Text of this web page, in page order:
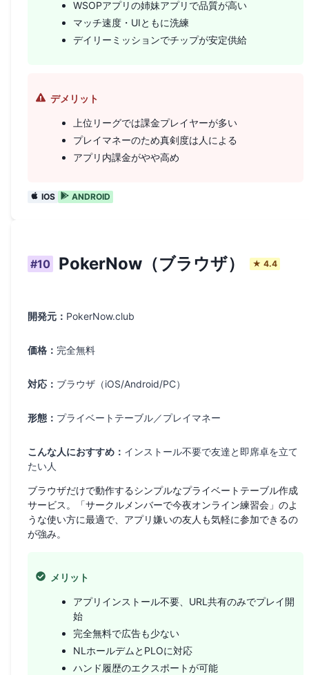
WSOPアプリの姉妹アプリで品質が高い
マッチ速度・UIともに洗練
デイリーミッションでチップが安定供給
デメリット
上位リーグでは課金プレイヤーが多い
プレイマネーのため真剣度は人による
アプリ内課金がやや高め
IOS ANDROID
#10 PokerNow（ブラウザ） ★ 4.4
開発元： PokerNow.club
価格： 完全無料
対応： ブラウザ（iOS/Android/PC）
形態： プライベートテーブル／プレイマネー
こんな人におすすめ： インストール不要で友達と即席卓を立て
たい人
ブラウザだけで動作するシンプルなプライベートテーブル作成
サービス。「サークルメンバーで今夜オンライン練習会」のよ
うな使い方に最適で、アプリ嫌いの友人も気軽に参加できるの
が強み。
メリット
アプリインストール不要、URL共有のみでプレイ開
始
完全無料で広告も少ない
NLホールデムとPLOに対応
ハンド履歴のエクスポートが可能